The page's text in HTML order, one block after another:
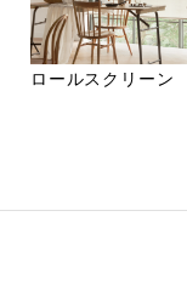
ロールスクリーン